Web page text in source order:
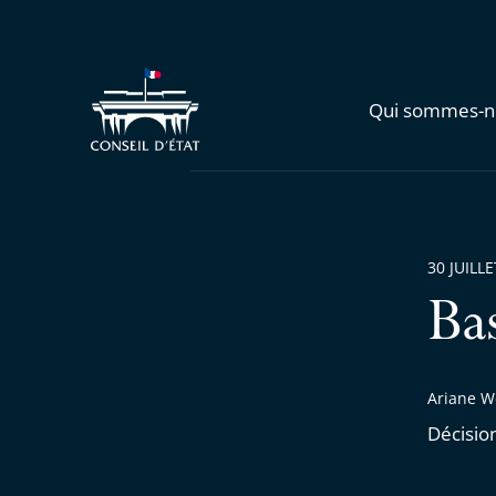
Qui sommes-
Ariane
30